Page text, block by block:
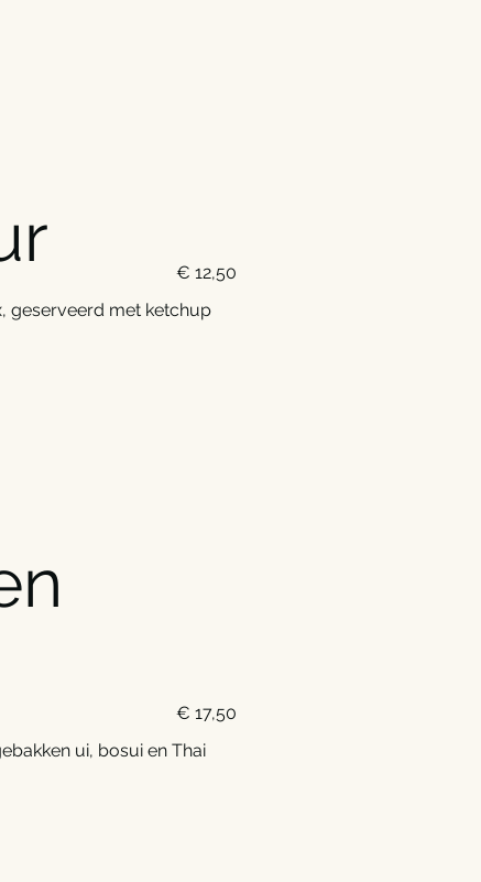
geserveerd met ketchup
€ 12,50
ui, bosui en Thai
€ 17,50